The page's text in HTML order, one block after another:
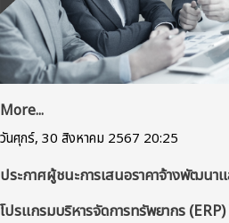
More...
วันศุกร์, 30 สิงหาคม 2567 20:25
ประกาศผู้ชนะการเสนอราคาจ้างพัฒนา
โปรแกรมบริหารจัดการทรัพยากร (ERP)